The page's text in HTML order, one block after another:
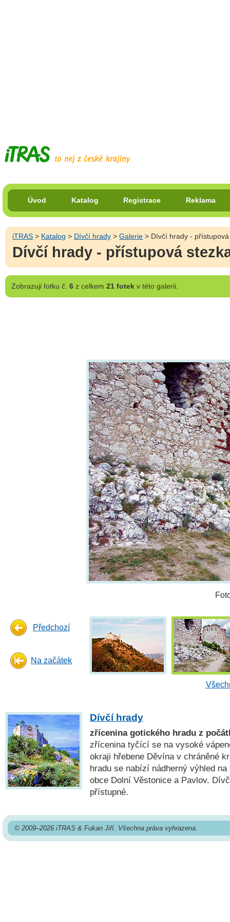
Úvod Katalog Registrace Reklama
iTRAS > Katalog > Dívčí hrady >Galerie > Dívčí hrady -
Dívčí hrady - přístupová
Zobrazujifotku č. 6z celkem 21 fotekv této galerii.
Předchozí
Na začátek
Dívčí hrady
zřícenina gotického hradu z
zřícenina tyčící se na vysoké
okraji hřebene Děvína v chráněné
hradu se nabízí nádherný výhled
obce Dolní Věstonice a Pavlov.
přístupné.
© 2009–2026 iTRAS & Fukan Jiří. Všechna práva vyhrazena.